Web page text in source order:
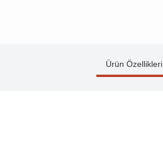
Ürün Özellikleri